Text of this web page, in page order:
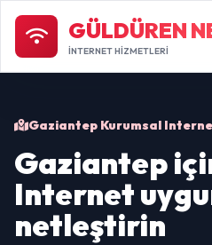
GÜLDÜREN
İNTERNET HİZMETLERİ
Gaziantep Kurumsal
Gaziantep
Internet
netleştirin